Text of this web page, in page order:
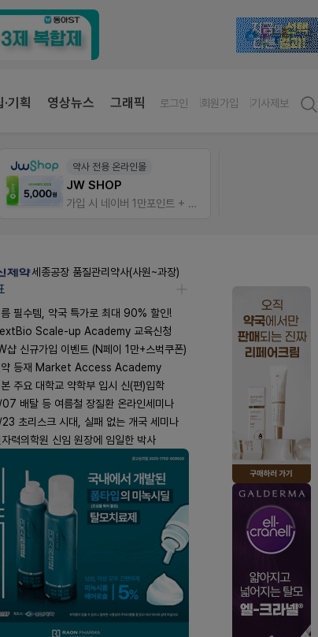
기획 영상뉴스 그래픽 로그인 회원가입 기사제보
약사 전용 온라인몰
JW SHOP
가입 시 네이버 1만포인트 + 스벅쿠폰
세종공장 품질관리약사(사원~과장)
필수템, 약국 특가로 최대 90% 할인!
Scale-up Academy 교육신청
샵 신규가입 이벤트 (N페이 1만+스벅쿠폰)
약 등재 Market Access Academy
주요 대학교 약학부 입시 신(편)입학
배탈 등 여름철 장질환 온라인세미나
초리스크 시대, 실패 없는 개국 세미나
력의학원 신임 원장에 임일한 박사